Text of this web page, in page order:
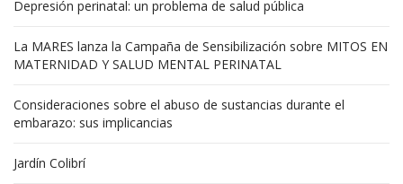
Depresión perinatal: un problema de salud pública
La MARES lanza la Campaña de Sensibilización sobre MITOS EN
MATERNIDAD Y SALUD MENTAL PERINATAL
Consideraciones sobre el abuso de sustancias durante el
embarazo: sus implicancias
Jardín Colibrí